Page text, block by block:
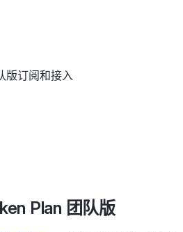
版订阅和接入
Plan 团队版